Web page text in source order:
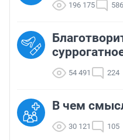
196 175 586
54 491 224
В чем
30 121 105